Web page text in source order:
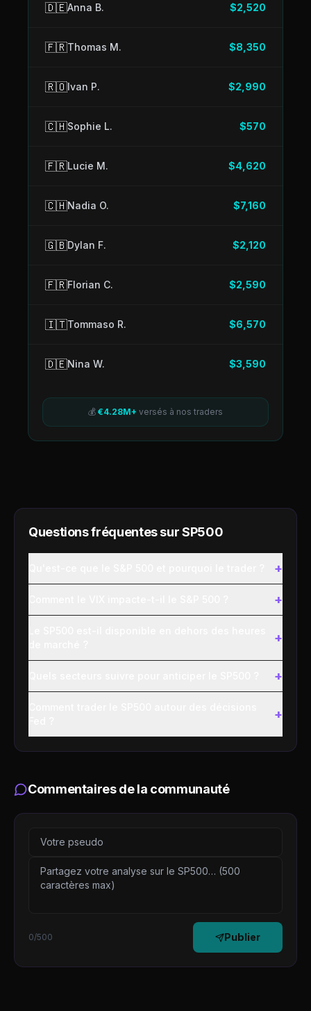
🇩🇪Anna B. $2,520
🇫🇷Thomas M. $8,350
🇷🇴Ivan P. $2,990
🇨🇭Sophie L. $570
🇫🇷Lucie M. $4,620
🇨🇭Nadia O. $7,160
🇬🇧Dylan F. $2,120
🇫🇷Florian C. $2,590
🇮🇹Tommaso R. $6,570
🇩🇪Nina W. $3,590
💰 €4.28M+ versés à nos traders
Questions fréquentes surSP500
+
+
+
+
+
Commentaires de la communauté
0/500 Publier